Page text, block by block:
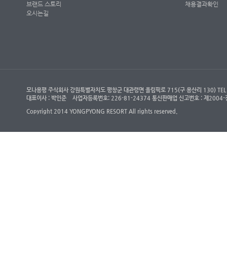
브랜드 스토리
오시는길
채용결과확인
모나용평 주식회사 강원특별자치도 평창군 대관령면 올림픽로 715(구 용산리
대표이사 : 박인준
사업자등록번호: 226-81-24374 통신판매업 신고번호 : 제2004-
Copyright 2014 YONGPYONG RESORT All rights reserved.